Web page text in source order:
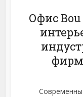
Офис